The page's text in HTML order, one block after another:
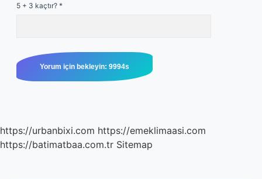
5 + 3 kaçtır? *
https://urbanbixi.com https://emeklimaasi.com
https://batimatbaa.com.tr Sitemap